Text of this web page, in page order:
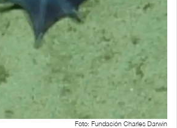
Foto: Fundación Charles Darwin